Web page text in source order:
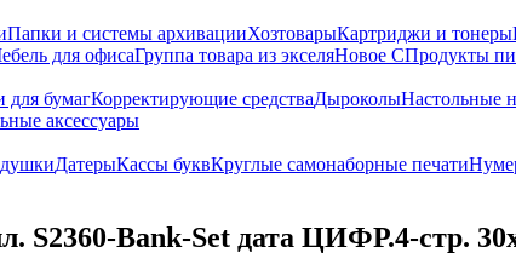
Папки и системы архивацииХозтоварыКартриджи и тонеры
для офисаГруппа товара из экселяНовое СПродукты
для бумагКорректирующие средстваДыроколыНастольные
аксессуары
ДатерыКассы буквКруглые самонаборные печати
S2360-Bank-Set дата ЦИФР.4-стр.